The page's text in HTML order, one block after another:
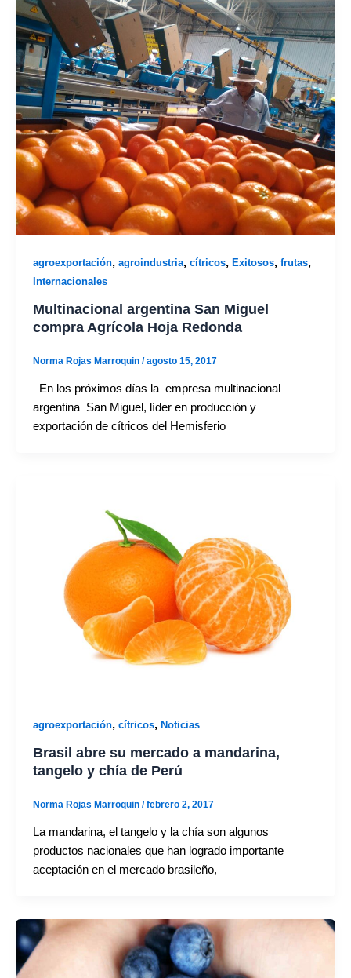
agroexportación, agroindustria, cítricos, Exitosos, frutas,
Internacionales
Multinacional argentina San Miguel
compra Agrícola Hoja Redonda
Norma Rojas Marroquin /agosto 15, 2017
En los próximos días la empresa multinacional
argentina San Miguel, líder en producción y
exportación de cítricos del Hemisferio
agroexportación, cítricos, Noticias
Brasil abre su mercado a mandarina,
tangelo y chía de Perú
Norma Rojas Marroquin /febrero 2, 2017
La mandarina, el tangelo y la chía son algunos
productos nacionales que han logrado importante
aceptación en el mercado brasileño,